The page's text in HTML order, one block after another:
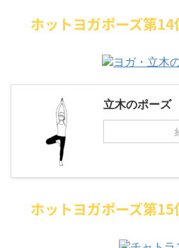
ホットヨガポーズ第
立木のポーズ
ホットヨガポーズ第